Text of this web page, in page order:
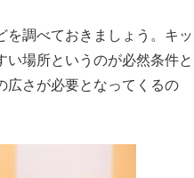
を調べておきましょう。キッ
場所というのが必然条件と
広さが必要となってくるの